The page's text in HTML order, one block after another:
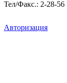
Тел/Факс.: 2-28-56
Авторизация